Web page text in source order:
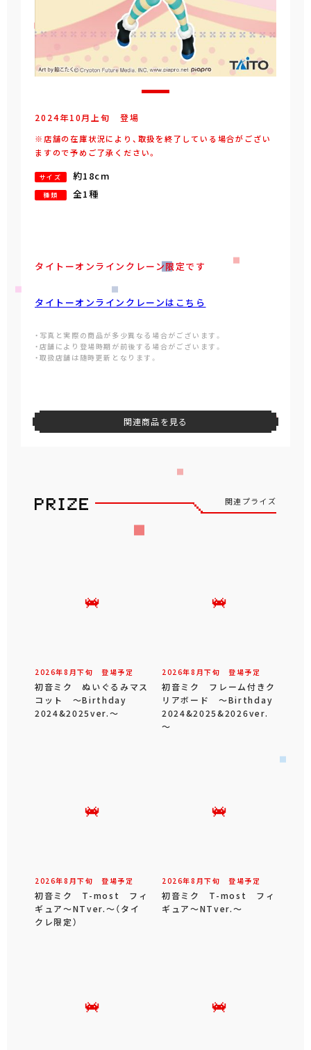
2024年10月 上旬 登場
※店舗の在庫状況により、取扱を終了している場合がござい
ますので予めご了承ください。
サイズ 約18cm
種類 全1種
タイトーオンラインクレーン限定です
タイトーオンラインクレーンはこちら
・写真と実際の商品が多少異なる場合がございます。
・店舗により登場時期が前後する場合がございます。
・取扱店舗は随時更新となります。
関連商品を見る
関連プライズ
2026年8 月下旬 登場予定
初音ミク ぬいぐるみマス
コット ～Birthday
2024&2025ver.～
2026年8 月下旬 登場予定
初音ミク フレーム付きク
リアボード ～Birthday
2024&2025&2026ver.
～
2026年8 月下旬 登場予定
初音ミク T-most フィ
ギュア～NTver.～（タイ
クレ限定）
2026年8 月下旬 登場予定
初音ミク T-most フィ
ギュア～NTver.～